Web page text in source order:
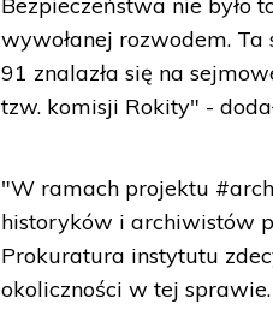
wywołanej rozwodem.
91 znalazła się na
tzw. komisji Rokity" -
"W ramach projektu
historyków i archiwistów
Prokuratura instytutu
okoliczności w tej